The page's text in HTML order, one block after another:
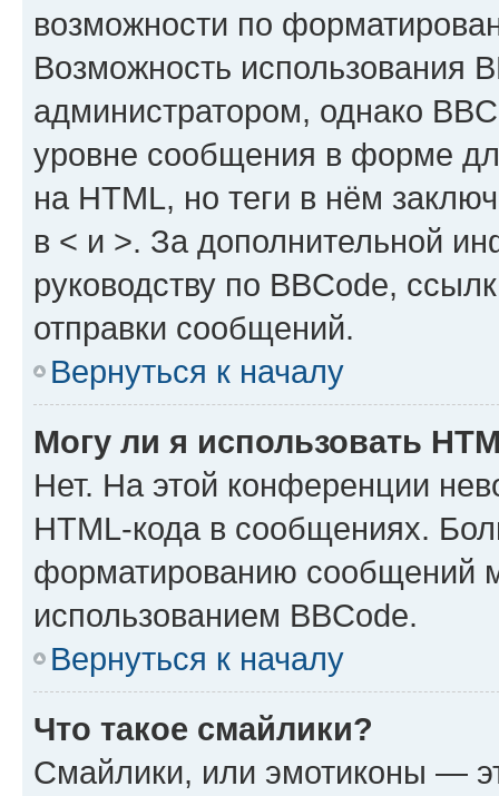
возможности по
Возможность использования
администратором, однако
уровне сообщения в форме
на HTML, но теги в нём
в < и >. За дополнительной
руководству по BBCode,
отправки сообщений.
Вернуться к началу
Могу ли я использовать
Нет. На этой конференции
HTML-кода в сообщениях.
форматированию сообщений
использованием BBCode.
Вернуться к началу
Что такое смайлики?
Смайлики, или эмотиконы —